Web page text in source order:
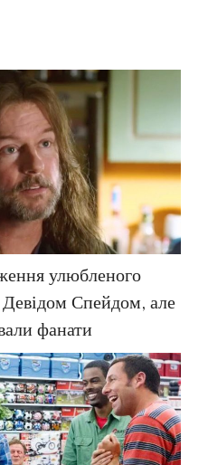
улюбленого
Спейдом, але
фанати